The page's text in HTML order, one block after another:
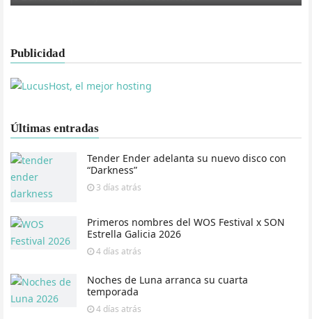
Publicidad
Últimas entradas
Tender Ender adelanta su nuevo disco con
“Darkness”
3 días atrás
Primeros nombres del WOS Festival x SON
Estrella Galicia 2026
4 días atrás
Noches de Luna arranca su cuarta
temporada
4 días atrás